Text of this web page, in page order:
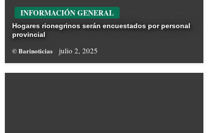
INFORMACIÓN GENERAL
Hogares rionegrinos serán encuestados por personal
provincial
© Barinoticias julio 2, 2025